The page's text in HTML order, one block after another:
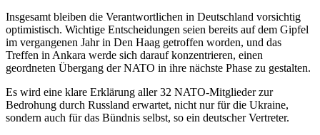
Insgesamt bleiben die Verantwortlichen in Deutschland vorsichtig
optimistisch. Wichtige Entscheidungen seien bereits auf dem Gipfel
im vergangenen Jahr in Den Haag getroffen worden, und das
Treffen in Ankara werde sich darauf konzentrieren, einen
geordneten Übergang der NATO in ihre nächste Phase zu gestalten.
Es wird eine klare Erklärung aller 32 NATO-Mitglieder zur
Bedrohung durch Russland erwartet, nicht nur für die Ukraine,
sondern auch für das Bündnis selbst, so ein deutscher Vertreter.